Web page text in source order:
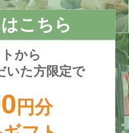
こちら
から
いた方限定で
円分